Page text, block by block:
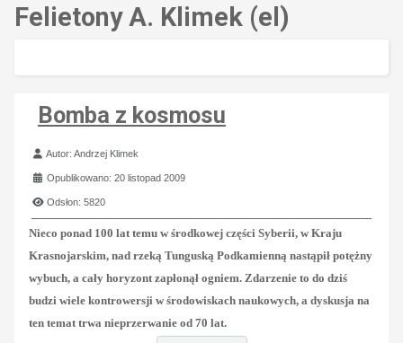
Felietony A. Klimek (el)
Bomba z kosmosu
Szczegóły
Autor:Andrzej Klimek
Opublikowano: 20 listopad 2009
Odsłon: 5820
Nieco ponad 100 lat temu w środkowej części Syberii, w Kraju
Krasnojarskim, nad rzeką Tunguską Podkamienną nastąpił potężny
wybuch, a cały horyzont zapłonął ogniem. Zdarzenie to do dziś
budzi wiele kontrowersji w środowiskach naukowych, a dyskusja na
ten temat trwa nieprzerwanie od 70 lat.